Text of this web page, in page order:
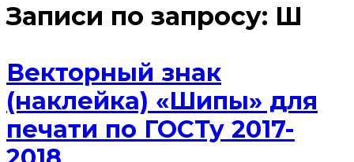
Записи по запросу: Ш
Векторный знак
(наклейка) «Шипы» для
печати по ГОСТу 2017-